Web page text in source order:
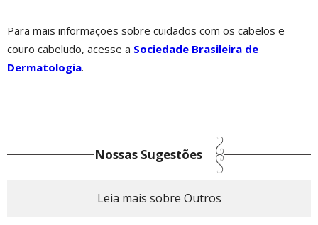
Para mais informações sobre cuidados com os cabelos e
couro cabeludo, acesse a Sociedade Brasileira de
Dermatologia.
Nossas Sugestões
Leia mais sobre Outros